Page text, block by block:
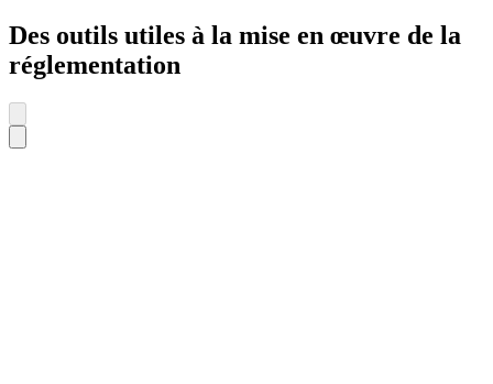
Des outils utiles à la mise en œuvre de la
réglementation